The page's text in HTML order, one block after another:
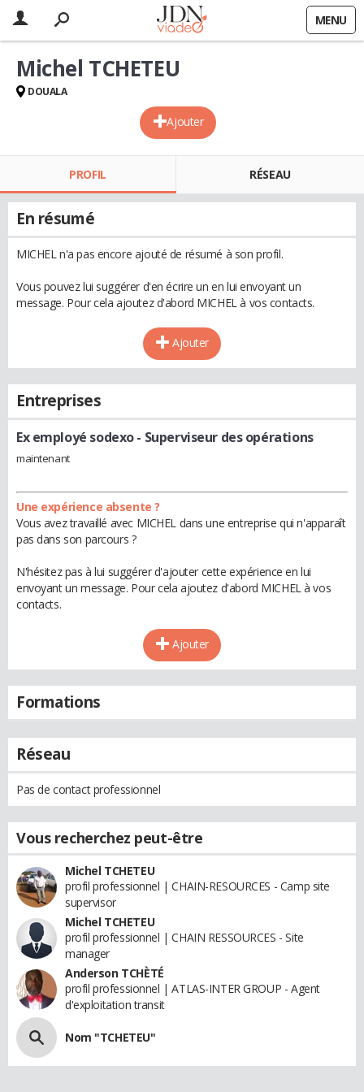
MENU
Ajouter
Michel TCHETEU
DOUALA
PROFIL RÉSEAU
En résumé
MICHEL n'a pas encore ajouté de résumé à son profil.
Vous pouvez lui suggérer d'en écrire un en lui envoyant un
message. Pour cela ajoutez d'abord MICHEL à vos contacts.
Ajouter
Entreprises
Ex employé sodexo- Superviseur des opérations
maintenant
Une expérience absente ?
Vous avez travaillé avec MICHEL dans une entreprise qui n'apparaît
pas dans son parcours ?
N'hésitez pas à lui suggérer d'ajouter cette expérience en lui
envoyant un message. Pour cela ajoutez d'abord MICHEL à vos
contacts.
Ajouter
Formations
Réseau
Pas de contact professionnel
Vous recherchez peut-être
Michel TCHETEU
profil professionnel | CHAIN-RESOURCES - Camp site
supervisor
Michel TCHETEU
profil professionnel | CHAIN RESSOURCES - Site
manager
Anderson TCHÈTÉ
profil professionnel | ATLAS-INTER GROUP - Agent
d'exploitation transit
Nom "TCHETEU"